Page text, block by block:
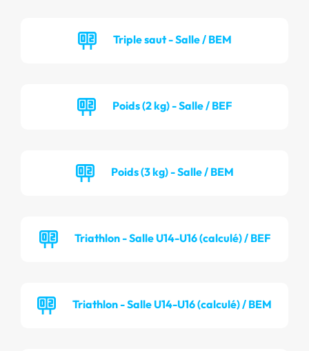
Triple saut - Salle / BEM
Poids (2 kg) - Salle / BEF
Poids (3 kg) - Salle / BEM
Triathlon - Salle U14-U16 (calculé) / BEF
Triathlon - Salle U14-U16 (calculé) / BEM